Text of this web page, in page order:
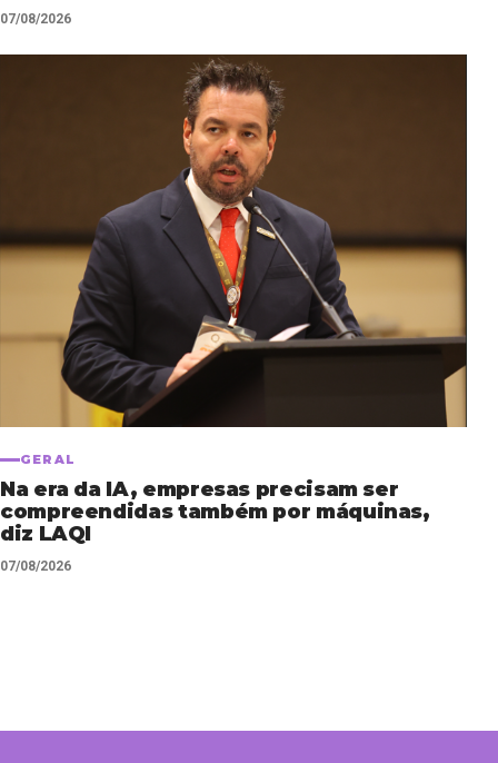
07/08/2026
GERAL
Na era da IA, empresas precisam ser
compreendidas também por máquinas,
diz LAQI
07/08/2026